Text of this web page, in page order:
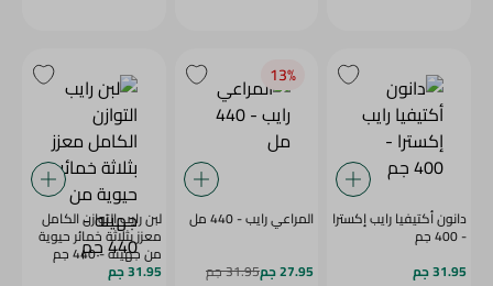
دانون أكتيفيا رايب إكسترا
- 400 جم
31.95 جم
13‎%‎
المراعي رايب - 440 مل
27.95 جم 31.95 جم
لبن رايب التوازن الكامل
معزز بثلاثة خمائر حيوية
من جهينه - 440 جم
31.95 جم